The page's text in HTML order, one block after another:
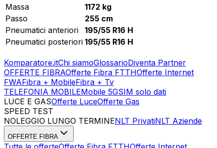
Massa
1172 kg
Passo
255 cm
Pneumatici anteriori
195/55 R16 H
Pneumatici posteriori 195/55 R16 H
Komparatore.itChi siamoGlossarioDiventa Partner
OFFERTE FIBRAOfferte Fibra FTTHOfferte Internet
FWAFibra + MobileFibra + Tv
TELEFONIA MOBILEMobile 5GSIM solo dati
LUCE E GASOfferte LuceOfferte Gas
SPEED TEST
NOLEGGIO LUNGO TERMINENLT PrivatiNLT Aziende
OFFERTE FIBRA